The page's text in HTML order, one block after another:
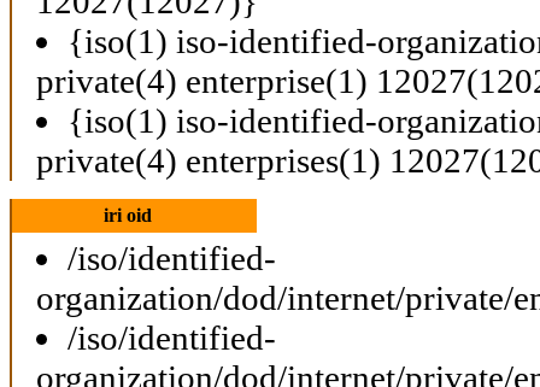
{iso(1) iso-identified-
private(4) enterprise(1)
{iso(1) iso-identified-
private(4) enterprises(1)
iri oid
/iso/identified-
organization/dod/internet/private/
/iso/identified-
organization/dod/internet/private/